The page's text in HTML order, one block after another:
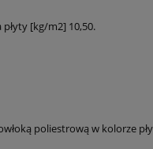
płyty [kg/m2] 10,50.
poliestrową w kolorze